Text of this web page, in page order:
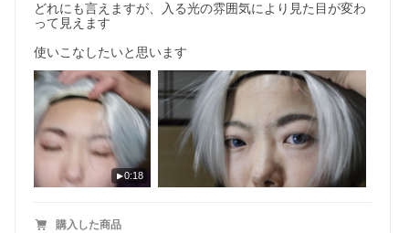
どれにも言えますが、入る光の雰囲気により見た目が変わ
って見えます
使いこなしたいと思います
0:18
購入した商品